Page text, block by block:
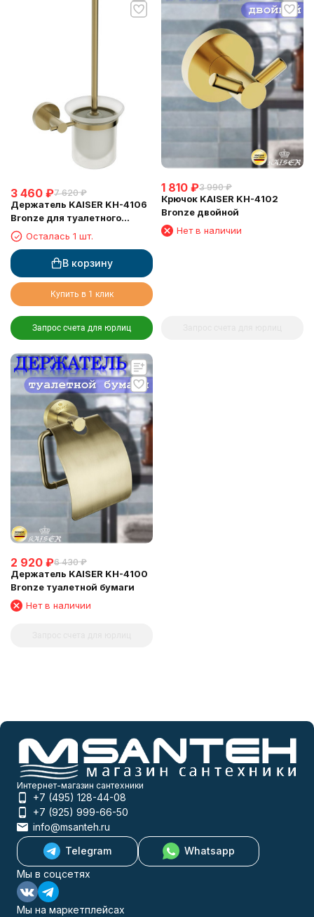
3 460 ₽7 620 ₽
Держатель KAISER KH-4106
Bronze для туалетного
ершика, настенный
Осталась 1 шт.
В корзину
Купить в 1 клик
Запрос счета для юрлиц
1 810 ₽3 990 ₽
Крючок KAISER KH-4102
Bronze двойной
Нет в наличии
2 920 ₽6 430 ₽
Держатель KAISER KH-4100
Bronze туалетной бумаги
Нет в наличии
Интернет-магазин сантехники
+7 (495) 128-44-08
+7 (925) 999-66-50
info@msanteh.ru
Telegram
Whatsapp
Мы в соцсетях
Мы на маркетплейсах